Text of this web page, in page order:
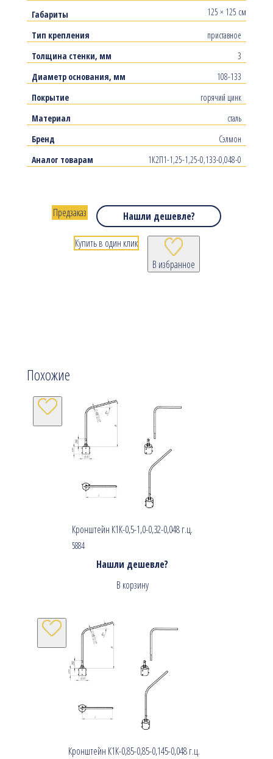
Габариты
125 × 125 см
Тип крепления
приставное
Толщина стенки, мм
3
Диаметр основания, мм
108-133
Покрытие
горячий цинк
Материал
сталь
Бренд
Сэлмон
Аналог товарам
1К2П1-1,25-1,25-0,133-0,048-0
Нашли дешевле?
В избранное
Предзаказ
Купить в один клик
Похожие
Кронштейн К1К-0,5-1,0-0,32-0,048 г.ц.
5884
Нашли дешевле?
В корзину
Кронштейн К1К-0,85-0,85-0,145-0,048 г.ц.